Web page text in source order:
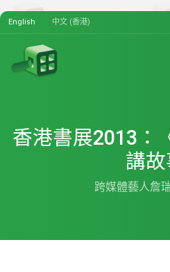
English 中文 (香港)
香港書展2013：
講
跨媒體藝人詹